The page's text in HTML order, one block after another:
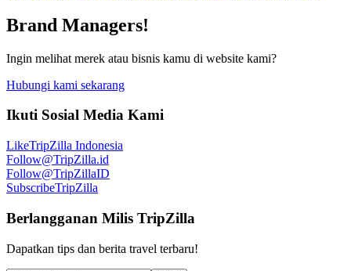
Brand Managers!
Ingin melihat merek atau bisnis kamu di website kami?
Hubungi kami sekarang
Ikuti Sosial Media Kami
LikeTripZilla Indonesia
Follow@TripZilla.id
Follow@TripZillaID
SubscribeTripZilla
Berlangganan Milis TripZilla
Dapatkan tips dan berita travel terbaru!